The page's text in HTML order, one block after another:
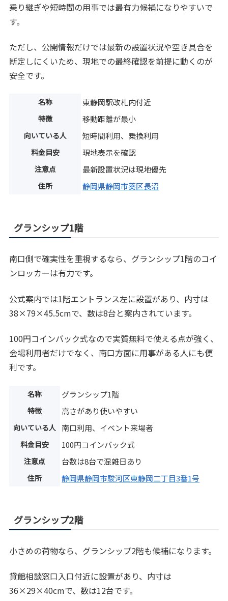
乗り継ぎや短時間の用事では最有力候補になりやすいで
す。
ただし、公開情報だけでは最新の設置状況や空き具合を
断定しにくいため、現地での最終確認を前提に動くのが
安全です。
名称 東静岡駅改札内付近
特徴 移動距離が最小
向いている人 短時間利用、乗換利用
料金目安 現地表示を確認
注意点 最新設置状況は現地優先
住所 静岡県静岡市葵区長沼
グランシップ1階
南口側で確実性を重視するなら、グランシップ1階のコイ
ンロッカーは有力です。
公式案内では1階エントランス左に設置があり、内寸は
38×79×45.5cmで、数は8台と案内されています。
100円コインバック式なので実質無料で使える点が強く、
会場利用者だけでなく、南口方面に用事がある人にも便
利です。
名称 グランシップ1階
特徴 高さがあり使いやすい
向いている人 南口利用、イベント来場者
料金目安 100円コインバック式
注意点 台数は8台で混雑日あり
住所 静岡県静岡市駿河区東静岡二丁目3番1号
グランシップ2階
小さめの荷物なら、グランシップ2階も候補になります。
貸館相談窓口入口付近に設置があり、内寸は
36×29×40cmで、数は12台です。